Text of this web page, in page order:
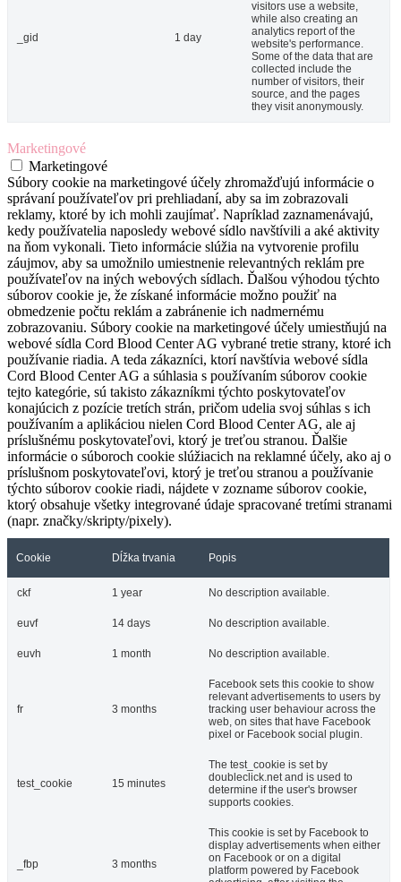
_gid 1 day
visitors use a website,
while also creating an
analytics report of the
website's performance.
Some of the data that are
collected include the
number of visitors, their
source, and the pages
they visit anonymously.
Marketingové
Marketingové
Súbory cookie na marketingové účely zhromažďujú informácie o
správaní používateľov pri prehliadaní, aby sa im zobrazovali
reklamy, ktoré by ich mohli zaujímať. Napríklad zaznamenávajú,
kedy používatelia naposledy webové sídlo navštívili a aké aktivity
na ňom vykonali. Tieto informácie slúžia na vytvorenie profilu
záujmov, aby sa umožnilo umiestnenie relevantných reklám pre
používateľov na iných webových sídlach. Ďalšou výhodou týchto
súborov cookie je, že získané informácie možno použiť na
obmedzenie počtu reklám a zabránenie ich nadmernému
zobrazovaniu. Súbory cookie na marketingové účely umiestňujú na
webové sídla Cord Blood Center AG vybrané tretie strany, ktoré ich
používanie riadia. A teda zákazníci, ktorí navštívia webové sídla
Cord Blood Center AG a súhlasia s používaním súborov cookie
tejto kategórie, sú takisto zákazníkmi týchto poskytovateľov
konajúcich z pozície tretích strán, pričom udelia svoj súhlas s ich
používaním a aplikáciou nielen Cord Blood Center AG, ale aj
príslušnému poskytovateľovi, ktorý je treťou stranou. Ďalšie
informácie o súboroch cookie slúžiacich na reklamné účely, ako aj o
príslušnom poskytovateľovi, ktorý je treťou stranou a používanie
týchto súborov cookie riadi, nájdete v zozname súborov cookie,
ktorý obsahuje všetky integrované údaje spracované tretími stranami
(napr. značky/skripty/pixely).
Cookie Dĺžka trvania Popis
ckf 1 year No description available.
euvf 14 days No description available.
euvh 1 month No description available.
fr 3 months
Facebook sets this cookie to show
relevant advertisements to users by
tracking user behaviour across the
web, on sites that have Facebook
pixel or Facebook social plugin.
test_cookie 15 minutes
The test_cookie is set by
doubleclick.net and is used to
determine if the user's browser
supports cookies.
_fbp 3 months
This cookie is set by Facebook to
display advertisements when either
on Facebook or on a digital
platform powered by Facebook